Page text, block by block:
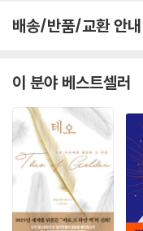
요.
했습니다. 아버지인 그가
보내고, 인생을 살아갈지
길 수 있는지 탐구할 필요를
이 끝난 후에도 여전히 자신
니다. 딸들에게 제대로 된
부양하지 못할 수도 있기 때
저는 우리가 어떻게 대처하
배송/반품/교환 안내
이 분야 베스트셀러